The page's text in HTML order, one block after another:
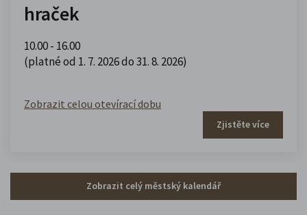
hraček
10.00 - 16.00
(platné od 1. 7. 2026 do 31. 8. 2026)
Zobrazit celou otevírací dobu
Zjistěte více
Zobrazit celý městský kalendář